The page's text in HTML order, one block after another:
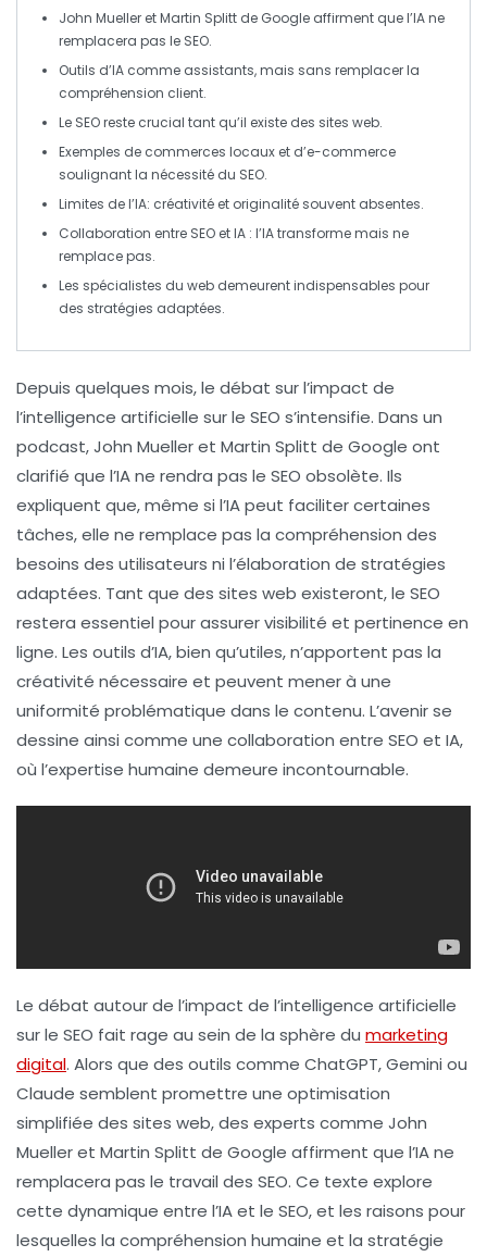
John Mueller et Martin Splitt de Google affirment quel’IAne
remplacera pas le SEO.
Outils d’IA comme assistants, mais sans remplacer la
compréhension client.
Le SEOreste crucial tant qu’il existe des sites web.
Exemples de commerces locaux et d’e-commerce
soulignant la nécessité du SEO.
Limites de l’IA: créativité et originalité souvent absentes.
Collaboration entre SEO etIA : l’IA transforme mais ne
remplace pas.
Les spécialistes du web demeurent indispensables pour
des stratégies adaptées.
Depuis quelques mois, le débat sur l’impact de
l’intelligence artificielle sur le SEO s’intensifie. Dans un
podcast, John Mueller et Martin Splitt de Google ont
clarifié que l’IA ne rendra pas le SEO obsolète. Ils
expliquent que, même si l’IA peut faciliter certaines
tâches, elle ne remplace pas la compréhension des
besoins des utilisateurs ni l’élaboration de stratégies
adaptées. Tant que des sites web existeront, le SEO
restera essentiel pour assurer visibilité et pertinence en
ligne. Les outils d’IA, bien qu’utiles, n’apportent pas la
créativité nécessaire et peuvent mener à une
uniformité problématique dans le contenu. L’avenir se
dessine ainsi comme une collaboration entre SEO et IA,
où l’expertise humaine demeure incontournable.
Le débat autour de l’impact de l’intelligence artificielle
sur le SEO fait rage au sein de la sphère du marketing
digital. Alors que des outils comme ChatGPT, Gemini ou
Claude semblent promettre une optimisation
simplifiée des sites web, des experts comme John
Mueller et Martin Splitt de Google affirment que l’IAne
remplacera pas le travail des SEO. Ce texte explore
cette dynamique entre l’IAet le SEO, et les raisons pour
lesquelles la compréhension humaine et la stratégie